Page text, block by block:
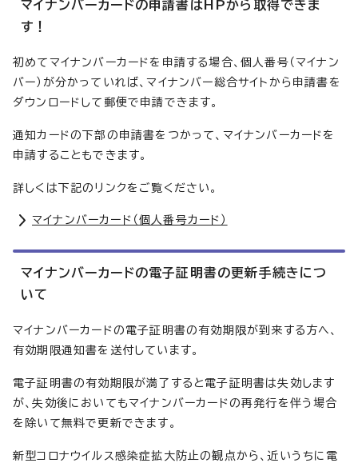
マイナンバーカードの申請書はHPから取得できま
す！
初めてマイナンバーカードを申請する場合、個人番号（マイナン
バー）が分かっていれば、マイナンバー総合サイトから申請書を
ダウンロードして郵便で申請できます。
通知カードの下部の申請書をつかって、マイナンバーカードを
申請することもできます。
詳しくは下記のリンクをご覧ください。
マイナンバーカード（個人番号カード）
マイナンバーカードの電子証明書の更新手続きにつ
いて
マイナンバーカードの電子証明書の有効期限が到来する方へ、
有効期限通知書を送付しています。
電子証明書の有効期限が満了すると電子証明書は失効します
が、失効後においてもマイナンバーカードの再発行を伴う場合
を除いて無料で更新できます。
新型コロナウイルス感染症拡大防止の観点から、近いうちに電